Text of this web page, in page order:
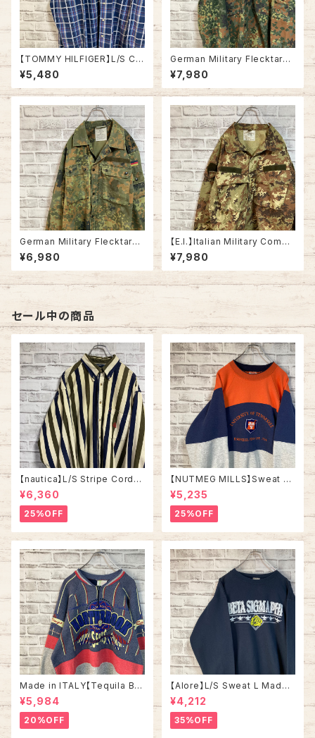
【TOMMY HILFIGER】L/S Ch
eck BD Shirt L トミーヒルフィ
ガー ストライプ BDシャツ ボタ
ンダウン 長袖 USA アメリカ 古
¥5,480
German Military Flecktarn
Camo ShirtJacket L/S L相
当 90s ドイツ軍 シャツジャケッ
ト フレクターカモ フレックカモ
国旗 ドイツ ユーロミリタリー
ユーロ 古着
¥7,980
German Military Flecktarn
Camo ShirtJacket L/S L相
当 ドイツ軍 シャツジャケット フ
レクターカモ フレックカモ フレ
ックターンカモ カモ柄 迷彩 国
旗 ドイツ ユーロミリタリー ユ
ーロ 古着
¥6,980
【E.I.】Italian Military Comba
t Jacket L/S XL相当 VEGET
ATO CAMO イタリア軍 コンバ
ットジャケット ベジタートカモ カ
モ柄 迷彩 リップストップ生地 イ
¥7,980
セール中の商品
【nautica】L/S Stripe Cordur
oy Shirt L 90s ノーティカ スト
ライプ コーデュロイ シャツ ボタ
ンダウン 長袖 ワンポイントロゴ
刺繍ロゴ 旧タグ USA アメリカ
古着
¥6,360
25%OFF
【NUTMEG MILLS】Sweat XL
Made in USA 90s “UNIVER
SITY OF TENNESSEE” vinta
ge ナツメグミルズ カレッジモノ
カレッジロゴ テネシー大学 スウ
ェット トレーナー ヴィンテージ
アメリカ USA 古着
¥5,235
25%OFF
Made in ITALY【Tequila Bo
om】L/S Sweat/Trainer XL 9
0s ハーフジップスウェット トレ
ーナー マルチカラー レーシング
イタリア製 Euro ユーロ 古着
¥5,984
20%OFF
【Alore】L/S Sweat L Made i
n USA 90s 社交クラブ プロモ
ーション スウェット トレーナー
USA製 vintage ヴィンテージ
アメリカ USA 古着
¥4,212
35%OFF